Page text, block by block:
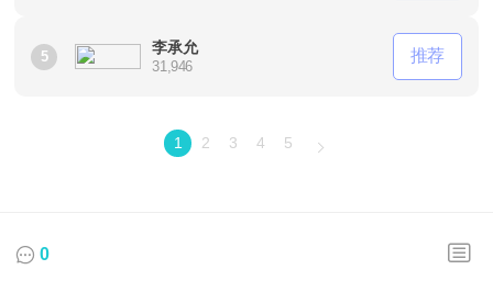
5
李承允
31,946
推荐
1 2 3 4 5
0